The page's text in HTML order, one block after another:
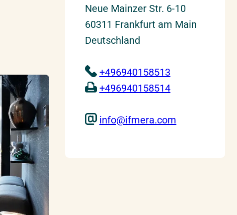
Neue Mainzer Str. 6-10
60311 Frankfurt am Main
Deutschland
+496940158513
+496940158514
info@ifmera.com